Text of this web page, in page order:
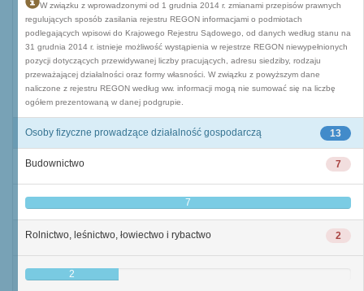
W związku z wprowadzonymi od 1 grudnia 2014 r. zmianami przepisów prawnych
regulujących sposób zasilania rejestru REGON informacjami o podmiotach
podlegających wpisowi do Krajowego Rejestru Sądowego, od danych według stanu na
31 grudnia 2014 r. istnieje możliwość wystąpienia w rejestrze REGON niewypełnionych
pozycji dotyczących przewidywanej liczby pracujących, adresu siedziby, rodzaju
przeważającej działalności oraz formy własności. W związku z powyższym dane
naliczone z rejestru REGON według ww. informacji mogą nie sumować się na liczbę
ogółem prezentowaną w danej podgrupie.
13
Osoby fizyczne prowadzące działalność gospodarczą
7
Budownictwo
7
2
Rolnictwo, leśnictwo, łowiectwo i rybactwo
2